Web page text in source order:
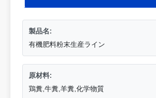
製品名:
有機肥料粉末生産ライン
原材料:
鶏糞,牛糞,羊糞,化学物質